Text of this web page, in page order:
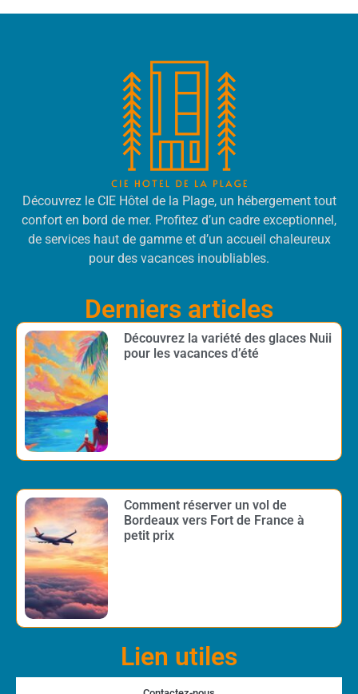
Découvrez le CIE Hôtel de la Plage, un hébergement tout
confort en bord de mer. Profitez d’un cadre exceptionnel,
de services haut de gamme et d’un accueil chaleureux
pour des vacances inoubliables.
Derniers articles
Découvrez la variété des glaces Nuii
pour les vacances d’été
Comment réserver un vol de
Bordeaux vers Fort de France à
petit prix
Lien utiles